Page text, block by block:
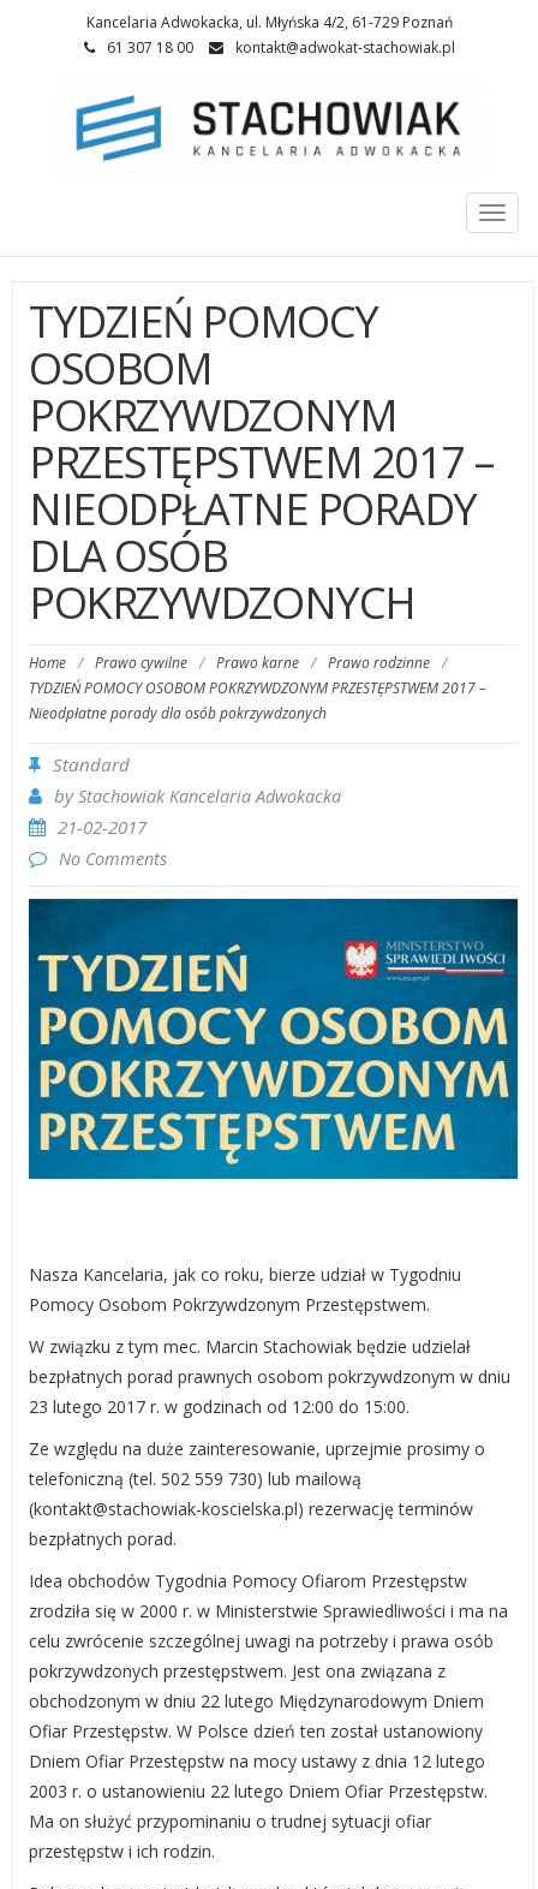
Kancelaria Adwokacka, ul. Młyńska 4/2, 61-729 Poznań
61 307 18 00
kontakt@adwokat-stachowiak.pl
TYDZIEŃ POMOCY
OSOBOM
POKRZYWDZONYM
PRZESTĘPSTWEM 2017 –
NIEODPŁATNE PORADY
DLA OSÓB
POKRZYWDZONYCH
Home / Prawo cywilne / Prawo karne / Prawo rodzinne /
TYDZIEŃ POMOCY OSOBOM POKRZYWDZONYM PRZESTĘPSTWEM 2017 –
Nieodpłatne porady dla osób pokrzywdzonych
Standard
byStachowiak Kancelaria Adwokacka
21-02-2017
No Comments
Nasza Kancelaria, jak co roku, bierze udział w Tygodniu
Pomocy Osobom Pokrzywdzonym Przestępstwem.
W związku z tym mec. Marcin Stachowiak będzie udzielał
bezpłatnych porad prawnych osobom pokrzywdzonym w dniu
23 lutego 2017 r. w godzinach od 12:00 do 15:00.
Ze względu na duże zainteresowanie, uprzejmie prosimy o
telefoniczną (tel. 502 559 730) lub mailową
(kontakt@stachowiak-koscielska.pl) rezerwację terminów
bezpłatnych porad.
Idea obchodów Tygodnia Pomocy Ofiarom Przestępstw
zrodziła się w 2000 r. w Ministerstwie Sprawiedliwości i ma na
celu zwrócenie szczególnej uwagi na potrzeby i prawa osób
pokrzywdzonych przestępstwem. Jest ona związana z
obchodzonym w dniu 22 lutego Międzynarodowym Dniem
Ofiar Przestępstw. W Polsce dzień ten został ustanowiony
Dniem Ofiar Przestępstw na mocy ustawy z dnia 12 lutego
2003 r. o ustanowieniu 22 lutego Dniem Ofiar Przestępstw.
Ma on służyć przypominaniu o trudnej sytuacji ofiar
przestępstw i ich rodzin.